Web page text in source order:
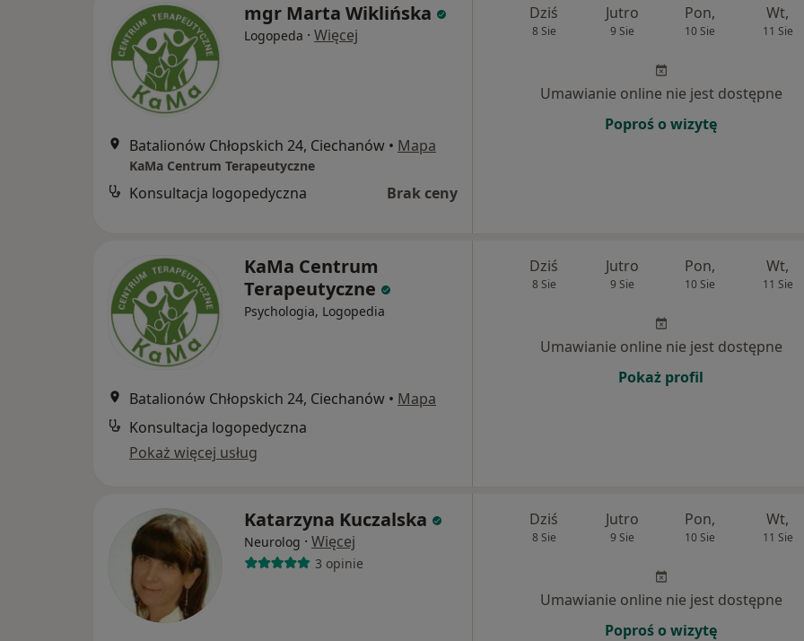
mgr Marta Wiklińska
Logopeda · Więcej
Batalionów Chłopskich 24, Ciechanów • Mapa
KaMa Centrum Terapeutyczne
Konsultacja logopedyczna Brak ceny
Dziś
8 Sie
Jutro
9 Sie
Pon,
10 Sie
Wt,
11 Sie
Umawianie online nie jest dostępne
Poproś o wizytę
KaMa Centrum
Terapeutyczne
Psychologia, Logopedia
Batalionów Chłopskich 24, Ciechanów • Mapa
Konsultacja logopedyczna
Pokaż więcej usług
Dziś
8 Sie
Jutro
9 Sie
Pon,
10 Sie
Wt,
11 Sie
Umawianie online nie jest dostępne
Pokaż profil
Katarzyna Kuczalska
Neurolog · Więcej
3 opinie
Dziś
8 Sie
Jutro
9 Sie
Pon,
10 Sie
Wt,
11 Sie
Umawianie online nie jest dostępne
Poproś o wizytę